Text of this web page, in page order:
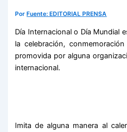
Por Fuente: EDITORIAL PRENSA
Día Internacional o Día Mundial
la celebración,
promovida por alguna
internacional.
Imita de alguna manera al